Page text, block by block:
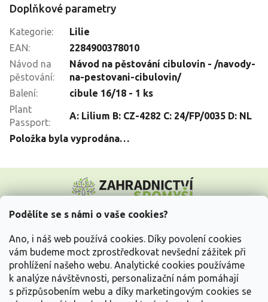
Podělíte se s námi o vaše cookies?
Ano, i náš web používá cookies. Díky povolení cookies
vám budeme moct zprostředkovat nevšední zážitek při
prohlížení našeho webu. Analytické cookies používáme
k analýze návštěvnosti, personalizační nám pomáhají
s přizpůsobením webu a díky marketingovým cookies se
Doplňkové parametry
Kategorie:
Lilie
EAN:
2284900378010
Návod na
pěstování:
Návod na pěstování cibulovin - /navody-
na-pestovani-cibulovin/
Balení:
cibule 16/18 - 1 ks
Plant
Passport:
A: Lilium B: CZ-4282 C: 24/FP/0035 D: NL
Položka byla vyprodána…
p
Vše o nákupu
Informace pro Vás
Kontakujte nás